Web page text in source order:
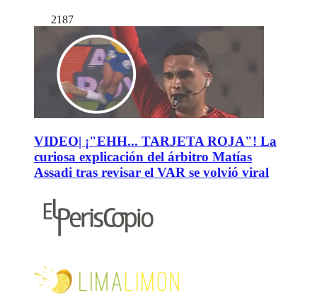
2187
VIDEO| ¡"EHH... TARJETA ROJA"! La
curiosa explicación del árbitro Matías
Assadi tras revisar el VAR se volvió viral